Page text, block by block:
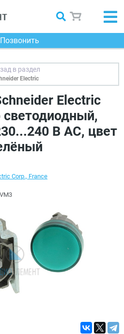
Позвонить
Electric
В AС, цвет
Corp., France